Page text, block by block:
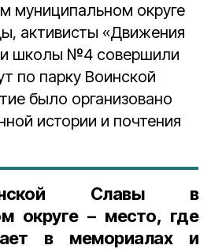
муниципальном округе
активисты «Движения
школы №4 совершили
по парку Воинской
было организовано
истории и почтения
Славы в
округе – место, где
в мемориалах и